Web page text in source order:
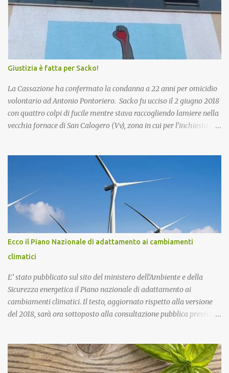
Giustizia è fatta per Sacko!
La Cassazione ha confermato la condanna a 22 anni per omicidio
volontario ad Antonio Pontoriero. Sacko fu ucciso il 2 giugno 2018
con quattro colpi di fucile mentre stava raccogliendo lamiere nella
vecchia fornace di San Calogero (Vv), zona in cui per l’inchiesta
dall’Enel di Brindisi, Priolo Gallo (Sr) e Termini Imerese (Pa).
Pontoriero era già stato riconosciuto colpevole dell'omicidio e
condannato a 22 anni di carcere sia in primo grado che in appello.
Nel 2018, pochi giorni dopo l'omicidio di Sacko, presentai
un'interrogazione parlamentare all'allora ministro dell'interno
Salvini per accertare se nella vicenda vi era il coinvolgimento della
‘ndrangheta, che in quella provincia ha risapute radici e
giustizia è stata fatta! Lo Stato ha il dovere di difendere i più de...
Ecco il Piano Nazionale di adattamento ai cambiamenti
climatici
E’ stato pubblicato sul sito del ministero dell’Ambiente e della
Sicurezza energetica il Piano nazionale di adattamento ai
cambiamenti climatici. Il testo, aggiornato rispetto alla versione
del 2018, sarà ora sottoposto alla consultazione pubblica prevista
nazionale per implementare azioni volte a ridurre al minimo i
rischi derivanti dai cambiamenti climatici, migliorare la capacità